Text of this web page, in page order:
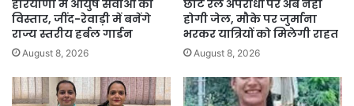
हरियाणा में आयुष सेवाओं का
विस्तार, जींद-रेवाड़ी में बनेंगे
राज्य स्तरीय हर्बल गार्डन
August 8, 2026
छोटे रेल अपराधों पर अब नहीं
होगी जेल, मौके पर जुर्माना
भरकर यात्रियों को मिलेगी राहत
August 8, 2026